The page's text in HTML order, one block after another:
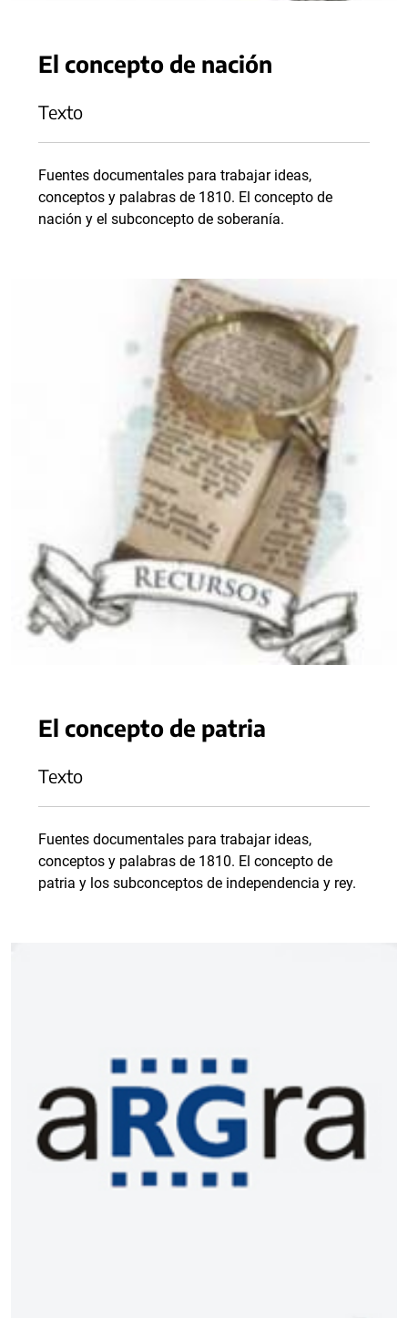
El concepto de nación
Texto
Fuentes documentales para trabajar ideas,
conceptos y palabras de 1810. El concepto de
nación y el subconcepto de soberanía.
El concepto de patria
Texto
Fuentes documentales para trabajar ideas,
conceptos y palabras de 1810. El concepto de
patria y los subconceptos de independencia y rey.